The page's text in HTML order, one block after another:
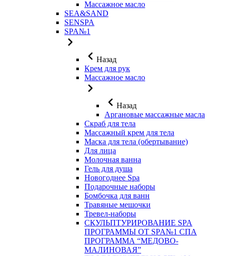
Массажное масло
SEA&SAND
SENSPA
SPA№1
Назад
Крем для рук
Массажное масло
Назад
Аргановые массажные масла
Скраб для тела
Массажный крем для тела
Маска для тела (обертывание)
Для лица
Молочная ванна
Гель для душа
Новогоднее Spa
Подарочные наборы
Бомбочка для ванн
Травяные мешочки
Тревел-наборы
СКУЛЬПТУРИРОВАНИЕ SPA
ПРОГРАММЫ ОТ SPA№1 СПА
ПРОГРАММА “МЕДОВО-
МАЛИНОВАЯ”